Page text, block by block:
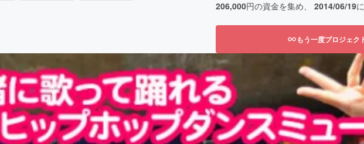
206,000円の資金を集め、 2014/06/19
もう一度プロジェク